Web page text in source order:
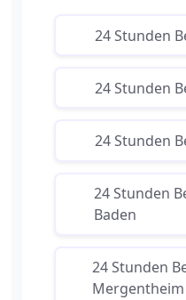
24 Stunden
24 Stunden
24 Stunden
24 Stunden
Baden
24 Stunden
Mergentheim